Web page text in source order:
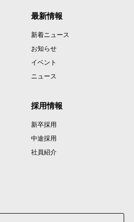
最新情報
新着ニュース
お知らせ
イベント
ニュース
採用情報
新卒採用
中途採用
社員紹介